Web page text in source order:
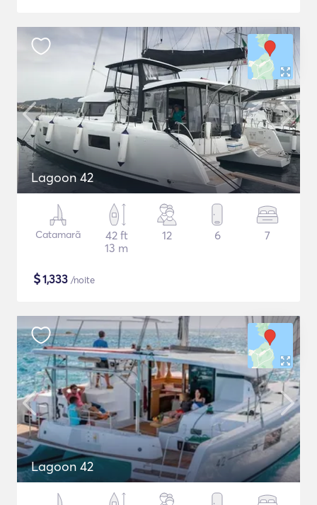
Lagoon 42
Catamarã
42 ft
13 m
12 6 7
$1,333 /noite
Lagoon 42